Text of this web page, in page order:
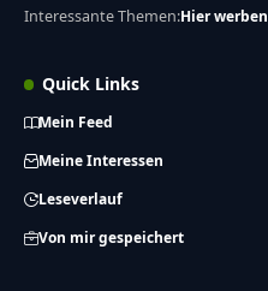
Interessante Themen:Hier werben
Quick Links
Mein Feed
Meine Interessen
Leseverlauf
Von mir gespeichert